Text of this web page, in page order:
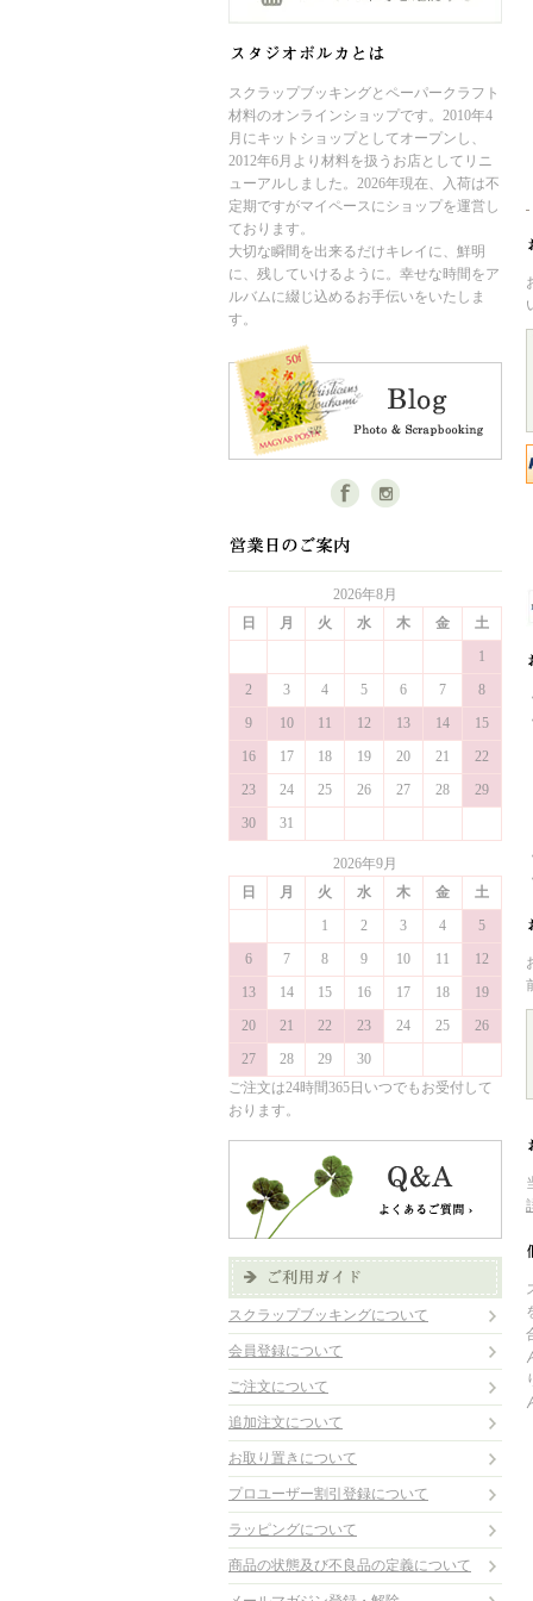
スクラップブッキングとペーパークラフト
材料のオンラインショップです。2010年4
月にキットショップとしてオープンし、
2012年6月より材料を扱うお店としてリニ
ューアルしました。2026年現在、入荷は不
定期ですがマイペースにショップを運営し
ております。
大切な瞬間を出来るだけキレイに、鮮明
に、残していけるように。幸せな時間をア
ルバムに綴じ込めるお手伝いをいたしま
す。
2026年8月
日
月 火 水 木 金
土
1
2
3 4 5 6 7
8
9
10 11 12 13 14
15
16
17 18 19 20 21
22
23
24 25 26 27 28
29
30
31
2026年9月
日
月 火 水 木 金
土
1
2 3 4
5
6
7 8 9 10 11
12
13
14 15 16 17 18
19
20
21 22 23 24 25
26
27
28 29
30
ご注文は24時間365日いつでもお受付して
おります。
スクラップブッキングについて
会員登録について
ご注文について
追加注文について
お取り置きについて
プロユーザー割引登録について
ラッピングについて
商品の状態及び不良品の定義について